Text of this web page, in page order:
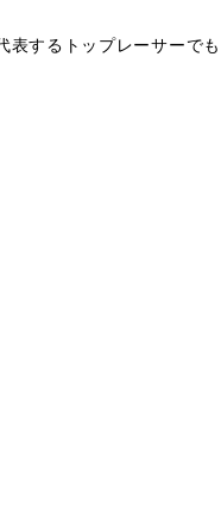
表するトップレーサーでも